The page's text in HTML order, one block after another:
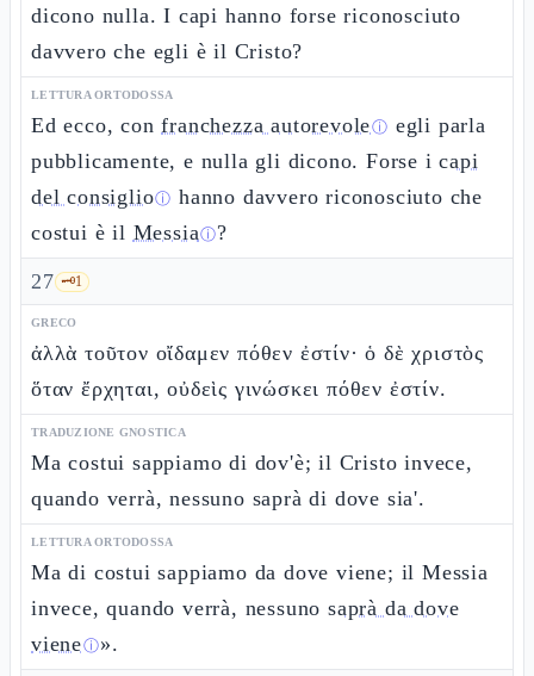
dicono nulla. I capi hanno forse riconosciuto
davvero che egli è il Cristo?
LETTURA ORTODOSSA
Ed ecco, confranchezza autorevoleⓘ egli parla
pubblicamente, e nulla gli dicono. Forse icapi
del consiglioⓘ hanno davvero riconosciuto che
costui è il Messiaⓘ?
27 🗝️1
GRECO
ἀλλὰ τοῦτον οἴδαμεν πόθεν ἐστίν· ὁ δὲ χριστὸς
ὅταν ἔρχηται, οὐδεὶς γινώσκει πόθεν ἐστίν.
TRADUZIONE GNOSTICA
Ma costui sappiamo di dov'è; il Cristo invece,
quando verrà, nessuno saprà di dove sia'.
LETTURA ORTODOSSA
Ma di costui sappiamo da dove viene; il Messia
invece, quando verrà, nessunosaprà da dove
vieneⓘ».